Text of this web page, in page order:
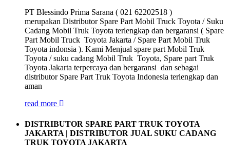
PT Blessindo Prima Sarana ( 021 62202518 )
merupakan Distributor Spare Part Mobil Truck Toyota / Suku
Cadang Mobil Truk Toyota terlengkap dan bergaransi ( Spare
Part Mobil Truck Toyota Jakarta / Spare Part Mobil Truk
Toyota indonsia ). Kami Menjual spare part Mobil Truk
Toyota / suku cadang Mobil Truk Toyota, Spare part Truk
Toyota Jakarta terpercaya dan bergaransi dan sebagai
distributor Spare Part Truk Toyota Indonesia terlengkap dan
aman
read more
DISTRIBUTOR SPARE PART TRUK TOYOTA
JAKARTA | DISTRIBUTOR JUAL SUKU CADANG
TRUK TOYOTA JAKARTA